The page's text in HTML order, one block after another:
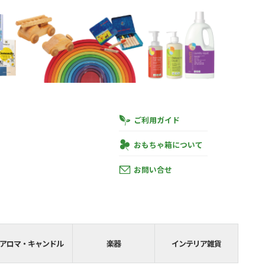
ご利用ガイド
おもちゃ箱について
お問い合せ
アロマ・キャンドル 楽器 インテリア雑貨